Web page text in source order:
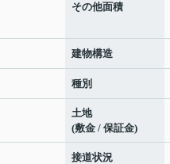
その他面積
建物構造
種別
土地
(敷金 / 保証金)
接道状況